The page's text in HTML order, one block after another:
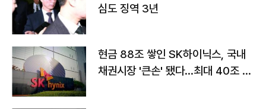
심도 징역 3년
현금 88조 쌓인 SK하이닉스, 국내
채권시장 '큰손' 됐다…최대 40조 투